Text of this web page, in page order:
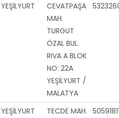
YEŞİLYURT
CEVATPAŞA
MAH.
TURGUT
ÖZAL BUL.
RIVA A BLOK
NO: 22A
YEŞİLYURT /
MALATYA
YEŞİLYURT
TECDE MAH.